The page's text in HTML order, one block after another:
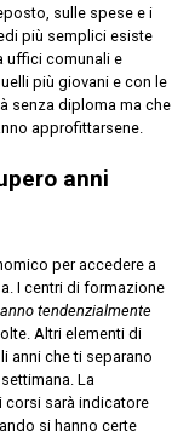
sulle spese e i
più semplici esiste
uffici comunali e
più giovani e con le
senza diploma ma che
approfittarsene.
anni
per accedere a
I centri di formazione
tendenzialmente
Altri elementi di
anni che ti separano
La
sarà indicatore
si hanno certe